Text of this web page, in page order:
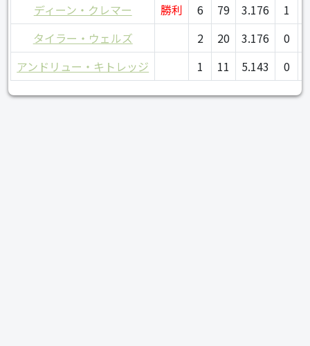
ディーン・クレマー
勝利 6 79 3.176 1
タイラー・ウェルズ
2 20 3.176 0
アンドリュー・キトレッジ
1 11 5.143 0